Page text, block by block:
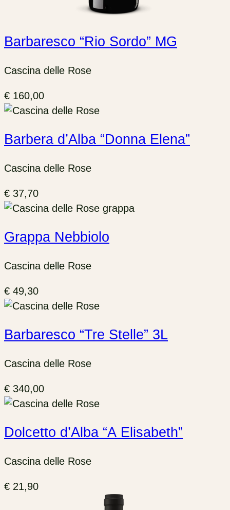
Barbaresco “Rio Sordo” MG
Cascina delle Rose
€ 160,00
Barbera d’Alba “Donna Elena”
Cascina delle Rose
€ 37,70
Grappa Nebbiolo
Cascina delle Rose
€ 49,30
Barbaresco “Tre Stelle” 3L
Cascina delle Rose
€ 340,00
Dolcetto d’Alba “A Elisabeth”
Cascina delle Rose
€ 21,90